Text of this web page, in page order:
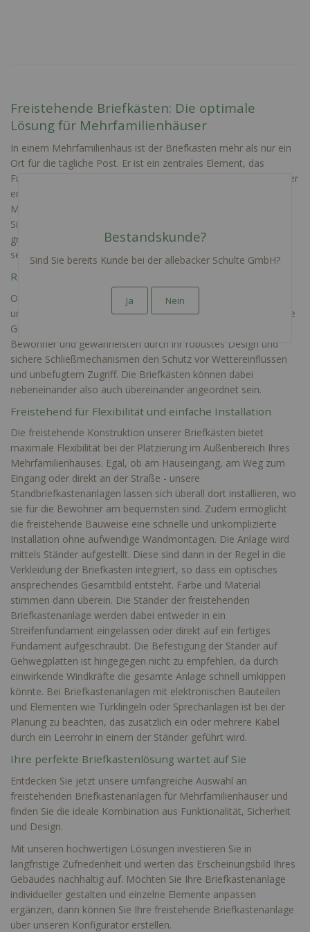
Freistehende Briefkästen: Die optimale
Lösung für Mehrfamilienhäuser
In einem Mehrfamilienhaus ist der Briefkasten mehr als nur ein
Ort für die tägliche Post. Er ist ein zentrales Element, das
Funktionalität und Ästhetik vereint und das Leben der Bewohner
erleichtert. Unsere freistehenden Briefkästen für
Mehrfamilienhäuser verbinden ansprechendes Design mit
Sicherheit und einer robusten Ausführung. Sie sind speziell für
größere Wohneinheiten konzipiert und im Onlineshop mit
senkrechter oder waagerechter Anordnung erhältlich.
Robuste Lösungen für jede Größe von Wohneinheit
Ob Ihr Mehrfamilienhaus 3 oder bis zu 20 Wohneinheiten
umfasst, unsere freistehenden Briefkastenanlagen sind für viele
Größe ausgelegt. Sie bieten ausreichend Platz für die Post aller
Bewohner und gewährleisten durch ihr robustes Design und
sichere Schließmechanismen den Schutz vor Wettereinflüssen
und unbefugtem Zugriff. Die Briefkästen können dabei
nebeneinander also auch übereinander angeordnet sein.
Freistehend für Flexibilität und einfache Installation
Die freistehende Konstruktion unserer Briefkästen bietet
maximale Flexibilität bei der Platzierung im Außenbereich Ihres
Mehrfamilienhauses. Egal, ob am Hauseingang, am Weg zum
Eingang oder direkt an der Straße - unsere
Standbriefkastenanlagen lassen sich überall dort installieren, wo
sie für die Bewohner am bequemsten sind. Zudem ermöglicht
die freistehende Bauweise eine schnelle und unkomplizierte
Installation ohne aufwendige Wandmontagen. Die Anlage wird
mittels Ständer aufgestellt. Diese sind dann in der Regel in die
Verkleidung der Briefkasten integriert, so dass ein optisches
ansprechendes Gesamtbild entsteht. Farbe und Material
stimmen dann überein. Die Ständer der freistehenden
Briefkastenanlage werden dabei entweder in ein
Streifenfundament eingelassen oder direkt auf ein fertiges
Fundament aufgeschraubt. Die Befestigung der Ständer auf
Gehwegplatten ist hingegegen nicht zu empfehlen, da durch
einwirkende Windkräfte die gesamte Anlage schnell umkippen
könnte. Bei Briefkastenanlagen mit elektronischen Bauteilen
und Elementen wie Türklingeln oder Sprechanlagen ist bei der
Planung zu beachten, das zusätzlich ein oder mehrere Kabel
durch ein Leerrohr in einem der Ständer geführt wird.
Ihre perfekte Briefkastenlösung wartet auf Sie
Entdecken Sie jetzt unsere umfangreiche Auswahl an
freistehenden Briefkastenanlagen für Mehrfamilienhäuser und
finden Sie die ideale Kombination aus Funktionalität, Sicherheit
und Design.
Mit unseren hochwertigen Lösungen investieren Sie in
langfristige Zufriedenheit und werten das Erscheinungsbild Ihres
Gebäudes nachhaltig auf. Möchten Sie Ihre Briefkastenanlage
individueller gestalten und einzelne Elemente anpassen
ergänzen, dann können Sie Ihre freistehende Briefkastenanlage
über unseren Konfigurator erstellen.
Bestandskunde?
Sind Sie bereits Kunde bei der allebacker Schulte GmbH?
Ja Nein